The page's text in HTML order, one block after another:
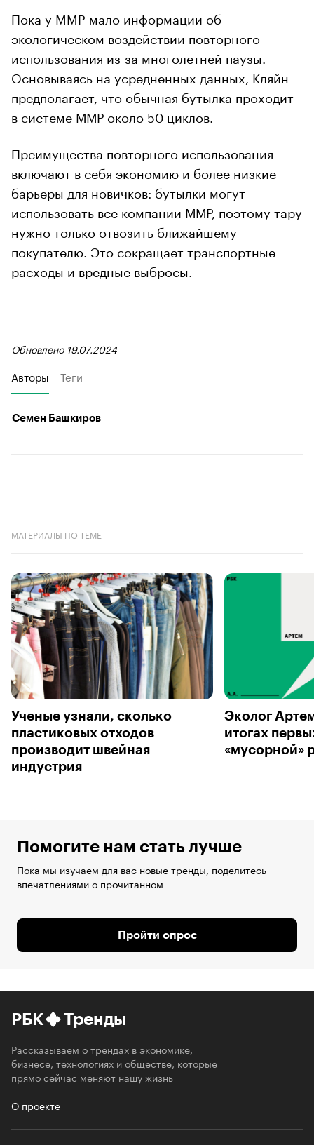
Пока у MMP мало информации об
экологическом воздействии повторного
использования из-за многолетней паузы.
Основываясь на усредненных данных, Кляйн
предполагает, что обычная бутылка проходит
в системе ММР около 50 циклов.
Преимущества повторного использования
включают в себя экономию и более низкие
барьеры для новичков: бутылки могут
использовать все компании ММР, поэтому тару
нужно только отвозить ближайшему
покупателю. Это сокращает транспортные
расходы и вредные выбросы.
Обновлено 19.07.2024
Авторы Теги
Семен Башкиров
МАТЕРИАЛЫ ПО ТЕМЕ
Ученые узнали, сколько
пластиковых отходов
производит швейная
индустрия
Эколог
итогах
«мусорной»
Помогите нам стать лучше
Пока мы изучаем для вас новые тренды, поделитесь
впечатлениями о прочитанном
Пройти опрос
РБК Тренды
Рассказываем о трендах в экономике,
бизнесе, технологиях и обществе, которые
прямо сейчас меняют нашу жизнь
О проекте